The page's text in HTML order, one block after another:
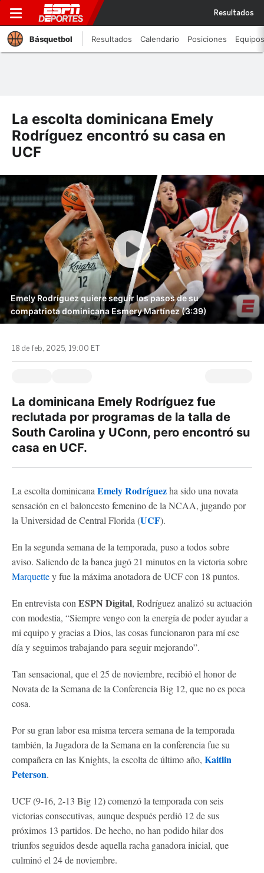
Resultados
Básquetbol Resultados Calendario Posiciones Equipos
La escolta dominicana Emely
Rodríguez encontró su casa en
UCF
Emely Rodríguez quiere seguir los pasos de su
compatriota dominicana Esmery Martínez (3:39)
18 de feb, 2025, 19:00 ET
La dominicana Emely Rodríguez fue
reclutada por programas de la talla de
South Carolina y UConn, pero encontró su
casa en UCF.
La escolta dominicana Emely Rodríguezha sido una novata
sensación en el baloncesto femenino de la NCAA, jugando por
la Universidad de Central Florida (UCF).
En la segunda semana de la temporada, puso a todos sobre
aviso. Saliendo de la banca jugó 21 minutos en la victoria sobre
Marquettey fue la máxima anotadora de UCF con 18 puntos.
En entrevista con ESPN Digital, Rodríguez analizó su actuación
con modestia, “Siempre vengo con la energía de poder ayudar a
mi equipo y gracias a Dios, las cosas funcionaron para mí ese
día y seguimos trabajando para seguir mejorando”.
Tan sensacional, que el 25 de noviembre, recibió el honor de
Novata de la Semana de la Conferencia Big 12, que no es poca
cosa.
Por su gran labor esa misma tercera semana de la temporada
también, la Jugadora de la Semana en la conferencia fue su
compañera en las Knights, la escolta de último año, Kaitlin
Peterson.
UCF (9-16, 2-13 Big 12) comenzó la temporada con seis
victorias consecutivas, aunque después perdió 12 de sus
próximos 13 partidos. De hecho, no han podido hilar dos
triunfos seguidos desde aquella racha ganadora inicial, que
culminó el 24 de noviembre.